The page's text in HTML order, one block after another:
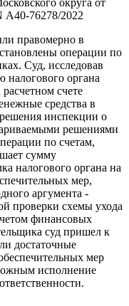
округа от
А40-76278/2022
правомерно в
операции по
Суд, исследовав
налогового органа
счете
средства в
инспекции о
решениями
по счетам,
сумму
налогового органа на
мер,
аргумента -
проверки схемы ухода
финансовых
суд пришел к
достаточные
мер
исполнение